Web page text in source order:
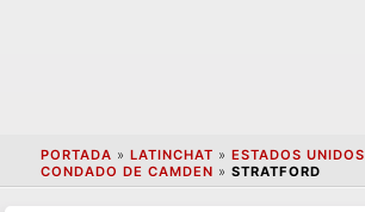
PORTADA » LATINCHAT » ESTADOS UNIDOS
CONDADO DE CAMDEN » STRATFORD